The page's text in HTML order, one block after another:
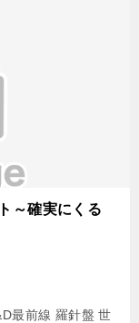
～確実にくる
最前線 羅針盤 世